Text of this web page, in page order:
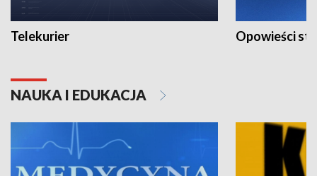
Telekurier Opowieści
NAUKA I EDUKACJA